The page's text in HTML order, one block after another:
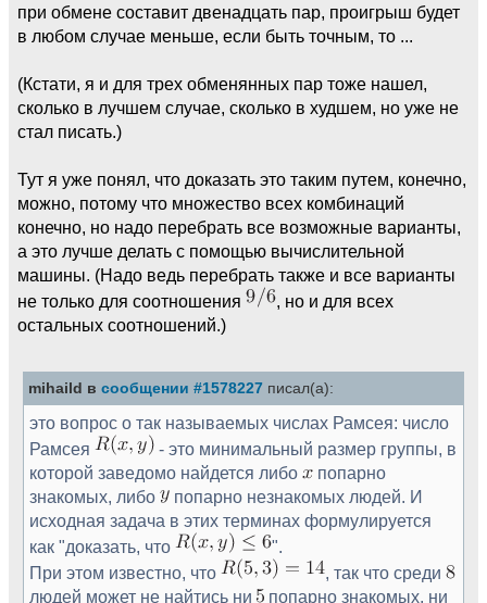
при обмене составит двенадцать пар, проигрыш будет
в любом случае меньше, если быть точным, то ...
(Кстати, я и для трех обменянных пар тоже нашел,
сколько в лучшем случае, сколько в худшем, но уже не
стал писать.)
Тут я уже понял, что доказать это таким путем, конечно,
можно, потому что множество всех комбинаций
конечно, но надо перебрать все возможные варианты,
а это лучше делать с помощью вычислительной
машины. (Надо ведь перебрать также и все варианты
не только для соотношения
, но и для всех
остальных соотношений.)
mihaild в сообщении #1578227 писал(а):
это вопрос о так называемых числах Рамсея: число
Рамсея
- это минимальный размер группы, в
которой заведомо найдется либо
попарно
знакомых, либо
попарно незнакомых людей. И
исходная задача в этих терминах формулируется
как "доказать, что
".
При этом известно, что
, так что среди
людей может не найтись ни
попарно знакомых, ни